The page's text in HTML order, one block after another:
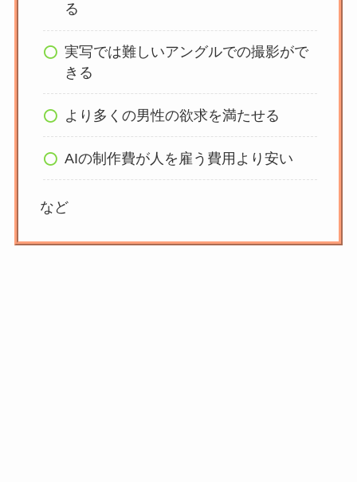
る
実写では難しいアングルでの撮影がで
きる
より多くの男性の欲求を満たせる
AIの制作費が人を雇う費用より安い
など